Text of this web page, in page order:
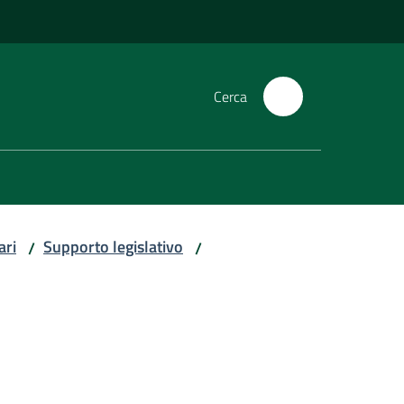
Cerca
/ Supporto legislativo /